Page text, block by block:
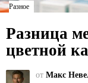
Разное
Разница
цветной
от Макс